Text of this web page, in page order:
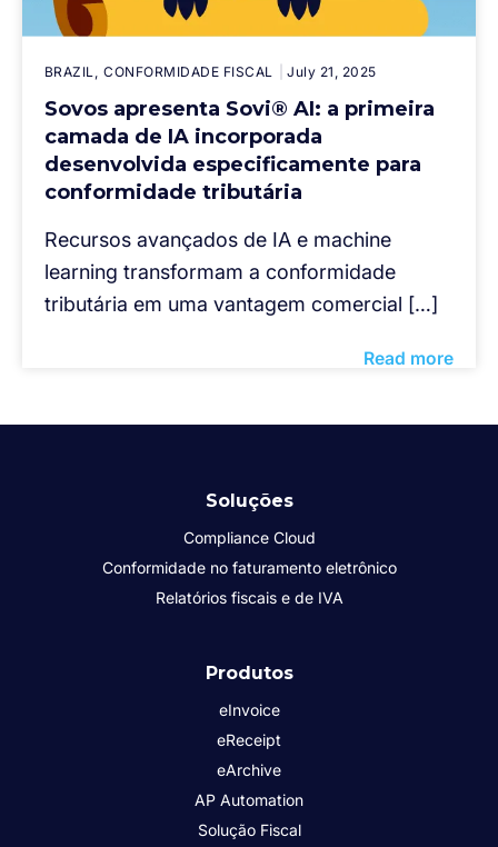
BRAZIL CONFORMIDADE FISCAL July 21, 2025
Sovos apresenta Sovi® AI: a primeira
camada de IA incorporada
desenvolvida especificamente para
conformidade tributária
Recursos avançados de IA e machine
learning transformam a conformidade
tributária em uma vantagem comercial […]
Read more
Soluções
Compliance Cloud
Conformidade no faturamento eletrônico
Relatórios fiscais e de IVA
Produtos
eInvoice
eReceipt
eArchive
AP Automation
Solução Fiscal